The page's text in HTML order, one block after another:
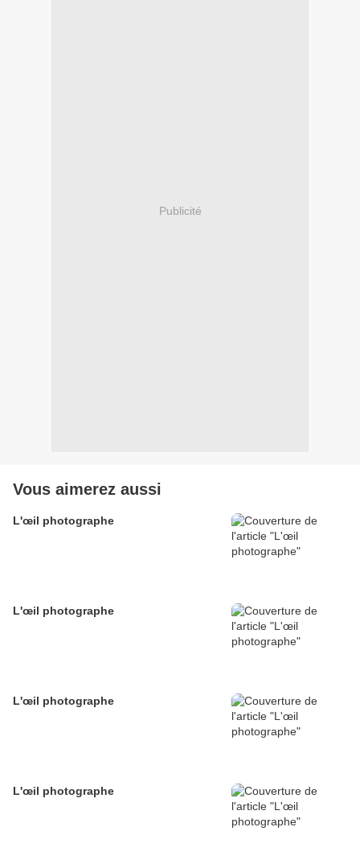
Publicité
Vous aimerez aussi
L'œil photographe
L'œil photographe
L'œil photographe
L'œil photographe